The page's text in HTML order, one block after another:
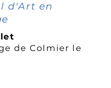
d'Art en
de Colmier le